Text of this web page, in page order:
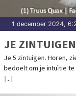
1 december 2024,
JE ZINTUIGEN
Je 5 zintuigen. Horen,
bedoelt om je intuïtie te
[...]